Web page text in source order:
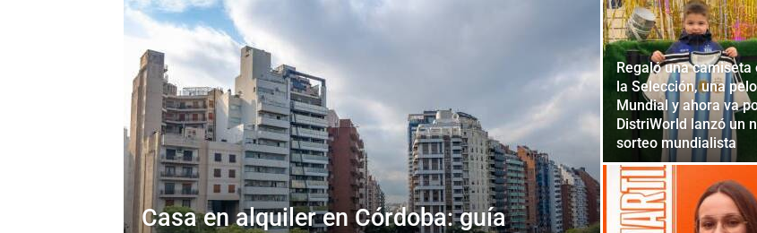
Casa en alquiler en Córdoba: guía
Regaló una camiseta
la Selección, una
Mundial y ahora va
DistriWorld lanzó un
sorteo mundialista